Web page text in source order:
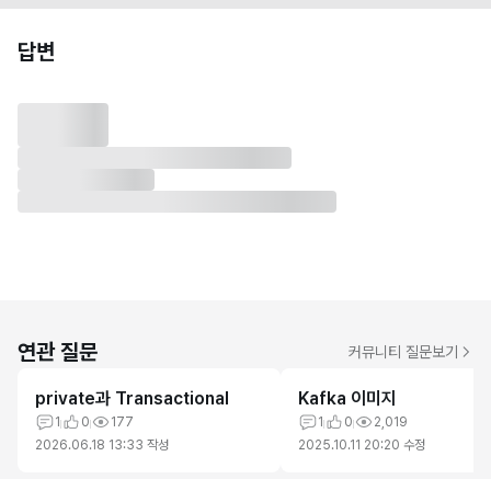
답변
연관 질문 커뮤니티 질문보기
private과 Transactional
1 0
177
2026.06.18 13:33 작성
Kafka 이미지
1 0
2,019
2025.10.11 20:20 수정